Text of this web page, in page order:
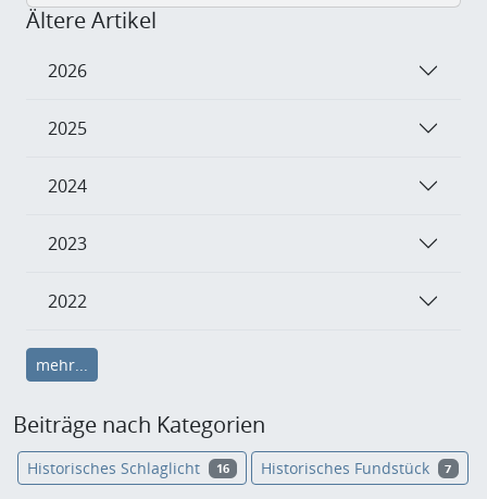
Ältere Artikel
2026
2025
2024
2023
2022
mehr...
Beiträge nach Kategorien
Historisches Schlaglicht 16 Historisches Fundstück 7